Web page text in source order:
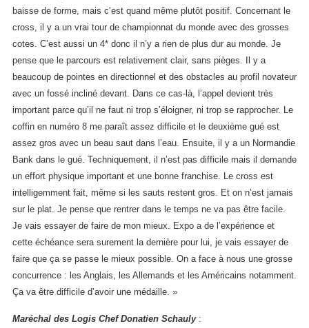
baisse de forme, mais c’est quand même plutôt positif. Concernant le
cross, il y a un vrai tour de championnat du monde avec des grosses
cotes. C’est aussi un 4* donc il n’y a rien de plus dur au monde. Je
pense que le parcours est relativement clair, sans pièges. Il y a
beaucoup de pointes en directionnel et des obstacles au profil novateur
avec un fossé incliné devant. Dans ce cas-là, l’appel devient très
important parce qu’il ne faut ni trop s’éloigner, ni trop se rapprocher. Le
coffin en numéro 8 me paraît assez difficile et le deuxième gué est
assez gros avec un beau saut dans l’eau. Ensuite, il y a un Normandie
Bank dans le gué. Techniquement, il n’est pas difficile mais il demande
un effort physique important et une bonne franchise. Le cross est
intelligemment fait, même si les sauts restent gros. Et on n’est jamais
sur le plat. Je pense que rentrer dans le temps ne va pas être facile.
Je vais essayer de faire de mon mieux. Expo a de l’expérience et
cette échéance sera surement la dernière pour lui, je vais essayer de
faire que ça se passe le mieux possible. On a face à nous une grosse
concurrence : les Anglais, les Allemands et les Américains notamment.
Ça va être difficile d’avoir une médaille. »
Maréchal des Logis Chef Donatien Schauly :